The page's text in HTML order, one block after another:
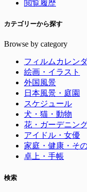
閲覧履歴
カテゴリーから探す
Browse by category
フィルムカレン
絵画・イラスト
外国風景
日本風景・庭園
スケジュール
犬・猫・動物
花・ガーデニン
アイドル・女優
家庭・健康・そ
卓上・手帳
検索